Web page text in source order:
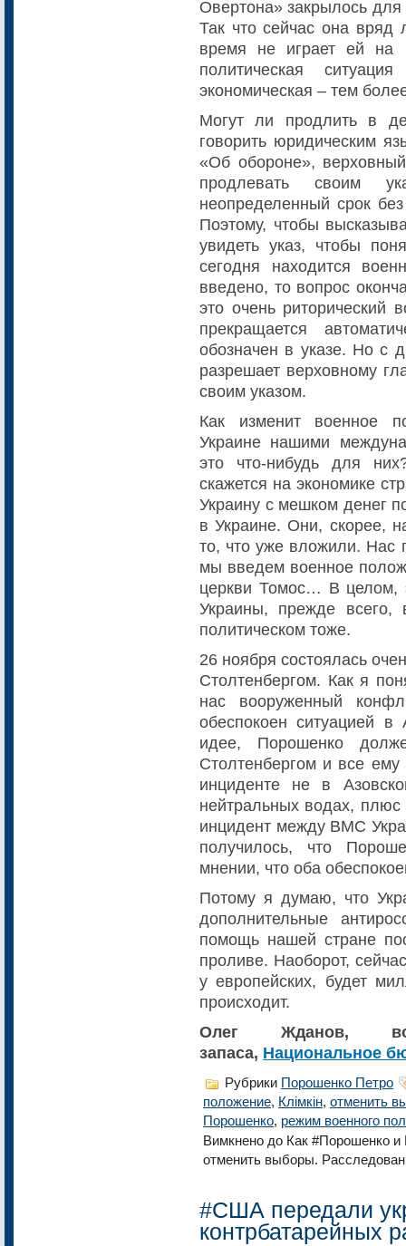
Овертона» закрылось
Так что сейчас она вряд
время не играет ей на
политическая
экономическая – тем
Могут ли продлить в
говорить юридическим
«Об обороне»,
продлевать своим
неопределенный срок
Поэтому, чтобы
увидеть указ, чтобы
сегодня находится
введено, то вопрос
это очень риторический
прекращается
обозначен в указе. Но с
разрешает верховному
своим указом.
Как изменит военное
Украине нашими
это что-нибудь для
скажется на экономике
Украину с мешком денег
в Украине. Они, скорее,
то, что уже вложили. Нас
мы введем военное
церкви Томос… В целом,
Украины, прежде всего,
политическом тоже.
26 ноября состоялась
Столтенбергом. Как я
нас вооруженный
обеспокоен ситуацией
идее, Порошенко
Столтенбергом и все
инциденте не в
нейтральных водах,
инцидент между ВМС
получилось, что
мнении, что оба
Потому я думаю, что
дополнительные
помощь нашей стране
проливе. Наоборот,
у европейских, будет
происходит.
Олег Жданов,
запаса, Национальное
Рубрики Порошенко Петро
положение, Клімкін, отменить
Порошенко, режим военного
Вимкнено до Как #Порошенко и
отменить выборы.
#США передали
контрбатарейных